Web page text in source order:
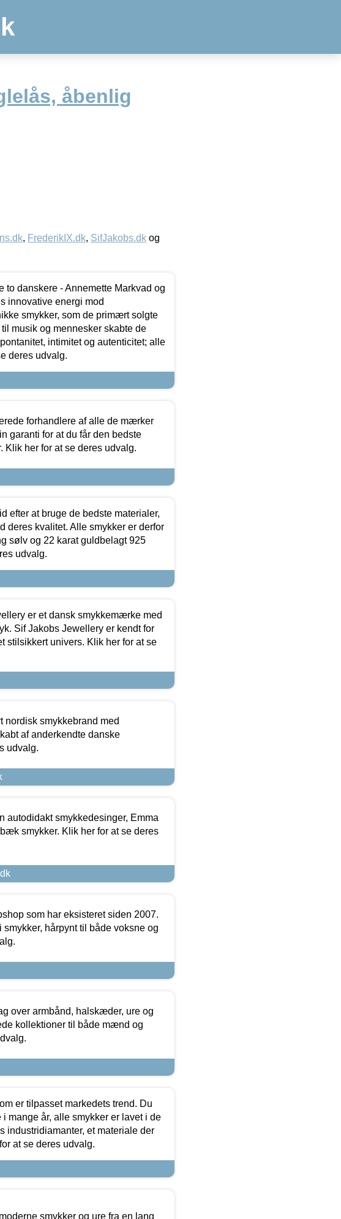
åbenlig
, FrederikIX.dk, SifJakobs.dk og
to danskere - Annemette Markvad og
innovative energi mod
smykker, som de primært solgte
musik og mennesker skabte de
intimitet og autenticitet; alle
deres udvalg.
forhandlere af alle de mærker
garanti for at du får den bedste
Klik her for at se deres udvalg.
efter at bruge de bedste materialer,
deres kvalitet. Alle smykker er derfor
sølv og 22 karat guldbelagt 925
udvalg.
er et dansk smykkemærke med
Sif Jakobs Jewellery er kendt for
stilsikkert univers. Klik her for at se
nordisk smykkebrand med
af anderkendte danske
udvalg.
autodidakt smykkedesinger, Emma
smykker. Klik her for at se deres
som har eksisteret siden 2007.
hårpynt til både voksne og
over armbånd, halskæder, ure og
kollektioner til både mænd og
er tilpasset markedets trend. Du
mange år, alle smykker er lavet i de
industridiamanter, et materiale der
at se deres udvalg.
smykker og ure fra en lang